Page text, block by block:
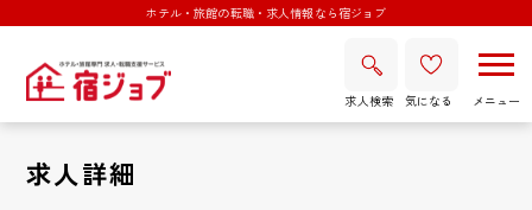
ホテル・旅館の転職・求人情報なら宿ジョブ
求人検索 気になる
求人詳細